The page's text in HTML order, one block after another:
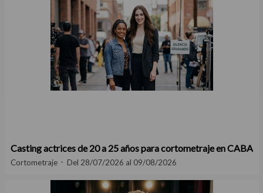
Casting actrices de 20 a 25 años para cortometraje en CABA
Cortometraje Del 28/07/2026 al 09/08/2026